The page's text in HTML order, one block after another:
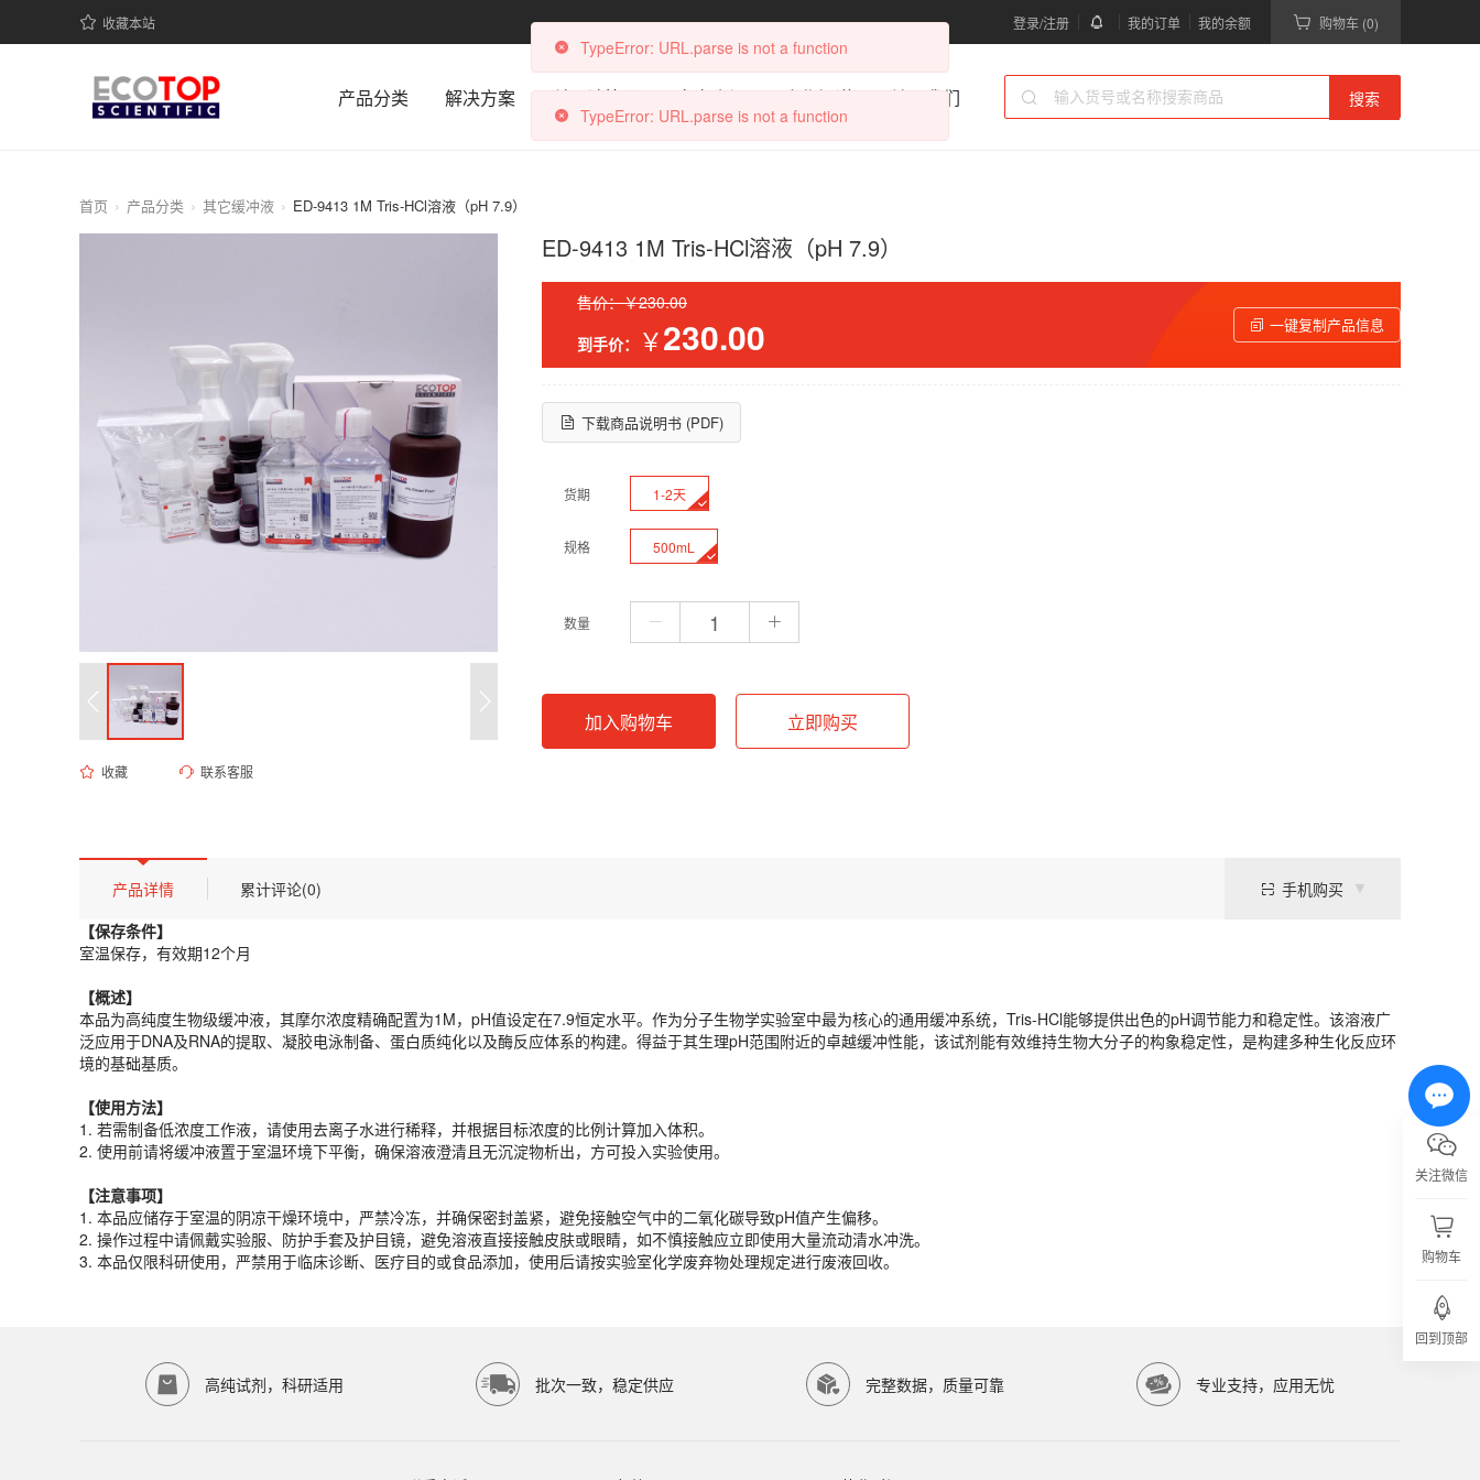
收藏本站 登录/注册 我的订单 我的余额 购物车 (0)
产品分类 解决方案 科研计算器 文章资讯 合作渠道 关于我们 搜索
首页 产品分类 其它缓冲液 ED-9413 1M Tris-HCl溶液（pH 7.9）
收藏 联系客服
ED-9413 1M Tris-HCl溶液（pH 7.9）
售价：￥230.00
到手价：
￥230.00 一键复制产品信息
下载商品说明书 (PDF)
货期 1-2天
规格 500mL
数量
加入购物车 立即购买
产品描述
【保存条件】
室温保存，有效期12个月
【概述】
【使用方法】
1. 若需制备低浓度工作液，请使用去离子水进行稀释，并根据目标浓度的比例计算加入体积。
2. 使用前请将缓冲液置于室温环境下平衡，确保溶液澄清且无沉淀物析出，方可投入实验使用。
【注意事项】
1. 本品应储存于室温的阴凉干燥环境中，严禁冷冻，并确保密封盖紧，避免接触空气中的二氧化碳导致pH值产生偏移。
2. 操作过程中请佩戴实验服、防护手套及护目镜，避免溶液直接接触皮肤或眼睛，如不慎接触应立即使用大量流动清水冲洗。
产品规格
货期
1-2天
规格
500mL
应用领域
本产品适用于ED-9413、其它缓冲液、生物科研试剂、ECOTOP SCIENTIFIC等研究领域。ECOTOP SCIENTIFIC（广州亿涛生物科技有限公司）提供高品质生物科研试剂，服务科研院所与生物医药企业。
ECOTOP SCIENTIFIC
请参照产品说明书中的保存条件。一般生物科研试剂建议在2-8℃或-20℃条件下保存，避免反复冻融。具体保存条件请以产品标签为准。
产品详情 累计评论(0)
手机购买
【保存条件】
室温保存，有效期12个月
【概述】
本品为高纯度生物级缓冲液，其摩尔浓度精确配置为1M，pH值设定在7.9恒定水平。作为分子生物学实验室中最为核心的通用缓冲系统，Tris-HCl能够提供出色的pH调节能力和稳定性。该溶液广
泛应用于DNA及RNA的提取、凝胶电泳制备、蛋白质纯化以及酶反应体系的构建。得益于其生理pH范围附近的卓越缓冲性能，该试剂能有效维持生物大分子的构象稳定性，是构建多种生化反应环
境的基础基质。
【使用方法】
1. 若需制备低浓度工作液，请使用去离子水进行稀释，并根据目标浓度的比例计算加入体积。
2. 使用前请将缓冲液置于室温环境下平衡，确保溶液澄清且无沉淀物析出，方可投入实验使用。
【注意事项】
1. 本品应储存于室温的阴凉干燥环境中，严禁冷冻，并确保密封盖紧，避免接触空气中的二氧化碳导致pH值产生偏移。
2. 操作过程中请佩戴实验服、防护手套及护目镜，避免溶液直接接触皮肤或眼睛，如不慎接触应立即使用大量流动清水冲洗。
3. 本品仅限科研使用，严禁用于临床诊断、医疗目的或食品添加，使用后请按实验室化学废弃物处理规定进行废液回收。
高纯试剂，科研适用 批次一致，稳定供应 完整数据，质量可靠 专业支持，应用无忧
关注微信
购物车
回到顶部